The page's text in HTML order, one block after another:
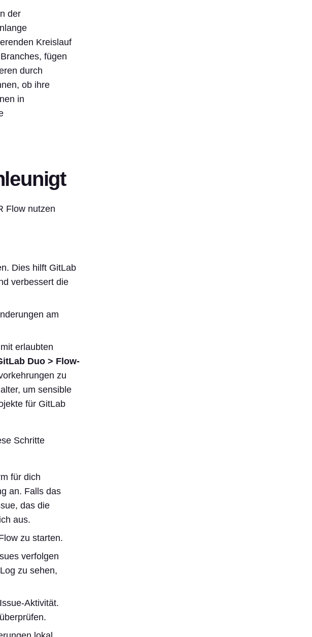
der
Kreislauf
fügen
durch
ob ihre
in
Flow nutzen
Dies hilft GitLab
verbessert die
am
erlaubten
Duo > Flow-
zu
um sensible
für GitLab
Schritte
für dich
an. Falls das
das die
aus.
zu starten.
verfolgen
zu sehen,
Aktivität.